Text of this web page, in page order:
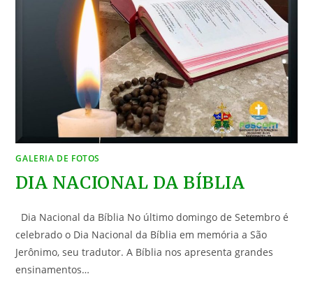
GALERIA DE FOTOS
DIA NACIONAL DA BÍBLIA
Dia Nacional da Bíblia No último domingo de Setembro é
celebrado o Dia Nacional da Bíblia em memória a São
Jerônimo, seu tradutor. A Bíblia nos apresenta grandes
ensinamentos…